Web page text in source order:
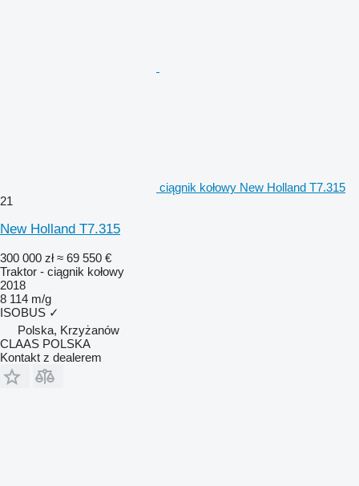
ciągnik kołowy New Holland T7.315
21
New Holland T7.315
300 000 zł ≈ 69 550 €
Traktor - ciągnik kołowy
2018
8 114 m/g
ISOBUS ✓
Polska, Krzyżanów
CLAAS POLSKA
Kontakt z dealerem